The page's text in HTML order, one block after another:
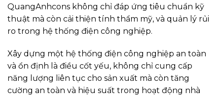
QuangAnhcons không chỉ đáp ứng tiêu chuẩn kỹ
thuật mà còn cải thiện tính thẩm mỹ, và quản lý rủi
ro trong hệ thống điện công nghiệp.
Xây dựng một hệ thống điện công nghiệp an toàn
và ổn định là điều cốt yếu, không chỉ cung cấp
năng lượng liên tục cho sản xuất mà còn tăng
cường an toàn và hiệu suất trong hoạt động nhà